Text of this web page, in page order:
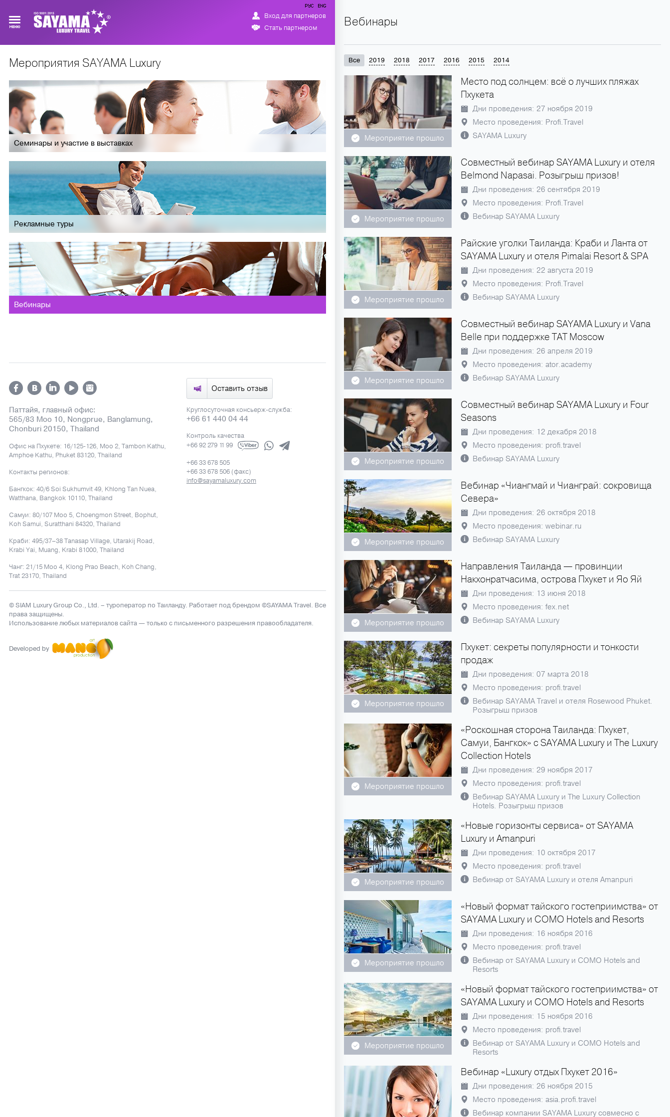
Вход для партнеров
Стать партнером
Мероприятия SAYAMA Luxury
Семинары и участие в выставках
Рекламные туры
Вебинары
Оставить отзыв
Паттайя, главный офис:
565/83 Moo 10, Nongprue, Banglamung,
Chonburi 20150, Thailand
Офис на Пхукете: 16/125-126, Moo 2, Tambon Kathu,
Amphoe Kathu, Phuket 83120, Thailand
Контакты регионов:
Бангкок: 40/6 Soi Sukhumvit 49, Khlong Tan Nuea,
Watthana, Bangkok 10110, Thailand
Самуи: 80/107 Moo 5, Choengmon Street, Bophut,
Koh Samui, Suratthani 84320, Thailand
Краби: 495/37–38 Tanasap Village, Utarakij Road,
Krabi Yai, Muang, Krabi 81000, Thailand
Чанг: 21/15 Moo 4, Klong Prao Beach, Koh Chang,
Trat 23170, Thailand
Круглосуточная консьерж-служба:
+66 61 440 04 44
Контроль качества
+66 92 279 11 99
+66 33 678 505
+66 33 678 506 (факс)
info@sayamaluxury.com
© SIAM Luxury Group Co., Ltd. – туроператор по Таиланду. Работает под брендом ©SAYAMA Travel. Все
права защищены.
Использование любых материалов сайта — только с письменного разрешения правообладателя.
Developed by
Вебинары
Все 2019 2018 2017 2016 2015 2014
Место под солнцем: всё о лучших пляжах
Пхукета
Мероприятие прошло
Дни проведения: 27 ноября 2019
Место проведения: Profi.Travel
SAYAMA Luxury
Совместный вебинар SAYAMA Luxury и отеля
Belmond Napasai. Розыгрыш призов!
Мероприятие прошло
Дни проведения: 26 сентября 2019
Место проведения: Profi.Travel
Вебинар SAYAMA Luxury
Райские уголки Таиланда: Краби и Ланта от
SAYAMA Luxury и отеля Pimalai Resort & SPA
Мероприятие прошло
Дни проведения: 22 августа 2019
Место проведения: Profi.Travel
Вебинар SAYAMA Luxury
Совместный вебинар SAYAMA Luxury и Vana
Belle при поддержке TAT Moscow
Мероприятие прошло
Дни проведения: 26 апреля 2019
Место проведения: ator.academy
Вебинар SAYAMA Luxury
Совместный вебинар SAYAMA Luxury и Four
Seasons
Мероприятие прошло
Дни проведения: 12 декабря 2018
Место проведения: profi.travel
Вебинар SAYAMA Luxury
Вебинар «Чиангмай и Чианграй: сокровища
Севера»
Мероприятие прошло
Дни проведения: 26 октября 2018
Место проведения: webinar.ru
Вебинар SAYAMA Luxury
Направления Таиланда — провинции
Накхонратчасима, острова Пхукет и Яо Яй
Мероприятие прошло
Дни проведения: 13 июня 2018
Место проведения: fex.net
Вебинар SAYAMA Luxury
Пхукет: секреты популярности и тонкости
продаж
Мероприятие прошло
Дни проведения: 07 марта 2018
Место проведения: profi.travel
Вебинар SAYAMA Travel и отеля Rosewood Phuket.
Розыгрыш призов
«Роскошная сторона Таиланда: Пхукет,
Самуи, Бангкок» с SAYAMA Luxury и The Luxury
Collection Hotels
Мероприятие прошло
Дни проведения: 29 ноября 2017
Место проведения: profi.travel
Вебинар SAYAMA Luxury и The Luxury Collection
Hotels. Розыгрыш призов
«Новые горизонты сервиса» от SAYAMA
Luxury и Amanpuri
Мероприятие прошло
Дни проведения: 10 октября 2017
Место проведения: profi.travel
Вебинар от SAYAMA Luxury и отеля Amanpuri
«Новый формат тайского гостеприимства» от
SAYAMA Luxury и СOMO Hotels and Resorts
Мероприятие прошло
Дни проведения: 16 ноября 2016
Место проведения: profi.travel
Вебинар от SAYAMA Luxury и СOMO Hotels and
Resorts
«Новый формат тайского гостеприимства» от
SAYAMA Luxury и СOMO Hotels and Resorts
Мероприятие прошло
Дни проведения: 15 ноября 2016
Место проведения: profi.travel
Вебинар от SAYAMA Luxury и СOMO Hotels and
Resorts
Вебинар «Luxury отдых Пхукет 2016»
Дни проведения: 26 ноября 2015
Место проведения: asia.profi.travel
Вебинар компании SAYAMA Luxury совмесно с